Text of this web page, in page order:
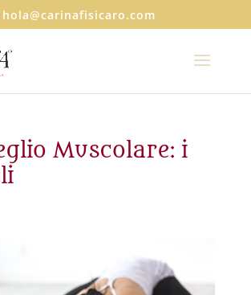
hola@carinafisicaro.com
Muscolare: i